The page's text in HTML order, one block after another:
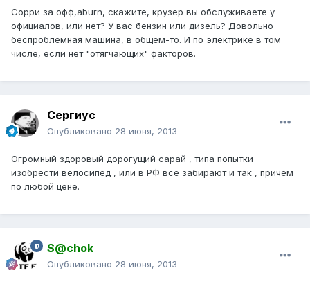
Сорри за офф,aburn, скажите, крузер вы обслуживаете у
официалов, или нет? У вас бензин или дизель? Довольно
беспроблемная машина, в общем-то. И по электрике в том
числе, если нет "отягчающих" факторов.
Сергиус
Опубликовано 28 июня, 2013
Огромный здоровый дорогущий сарай , типа попытки
изобрести велосипед , или в РФ все забирают и так , причем
по любой цене.
S@chok
Опубликовано 28 июня, 2013